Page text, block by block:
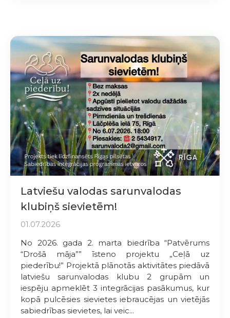
Latviešu valodas sarunvalodas
klubiņš sievietēm!
01.07.2026
No 2026. gada 2. marta biedrība “Patvērums
“Drošā māja”” īsteno projektu „Ceļā uz
piederību!” Projektā plānotās aktivitātes piedāvā
latviešu sarunvalodas klubu 2 grupām un
iespēju apmeklēt 3 integrācijas pasākumus, kur
kopā pulcēsies sievietes iebraucējas un vietējās
sabiedrības sievietes, lai veic...